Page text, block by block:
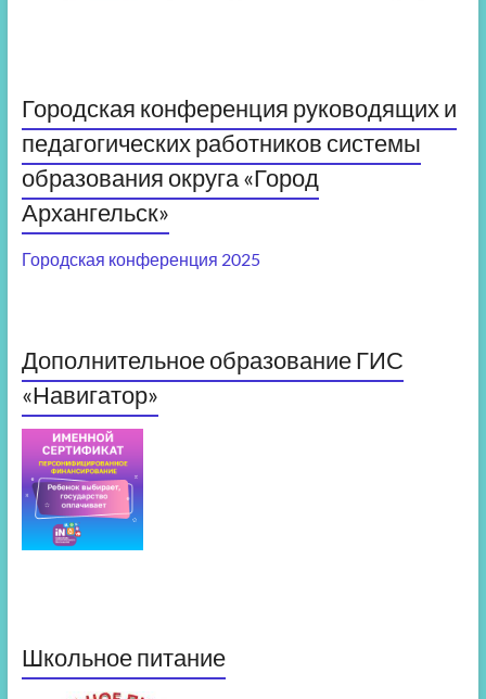
Городская конференция руководящих и
педагогических работников системы
образования округа «Город
Архангельск»
Городская конференция 2025
Дополнительное образование ГИС
«Навигатор»
Школьное питание